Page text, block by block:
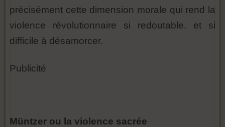
précisément cette dimension morale qui rend la
violence révolutionnaire si redoutable, et si
difficile à désamorcer.
Publicité
Müntzer ou la violence sacrée